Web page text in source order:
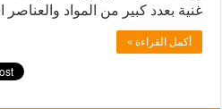
غنية بعدد كبير من المواد والعناصر
أكمل القراءة »